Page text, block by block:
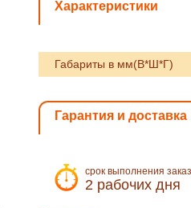
Характеристики
Габариты в мм(В*Ш*Г)
Гарантия и доставка
срок выполнения
2 рабочих дня